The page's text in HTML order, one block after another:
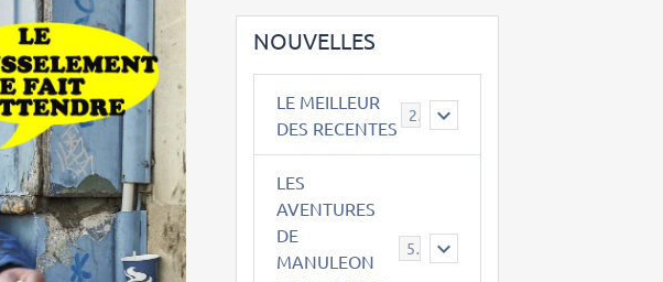
NOUVELLES
LE MEILLEUR
DES RECENTES
2
LES
AVENTURES
DE
MANULEON
543